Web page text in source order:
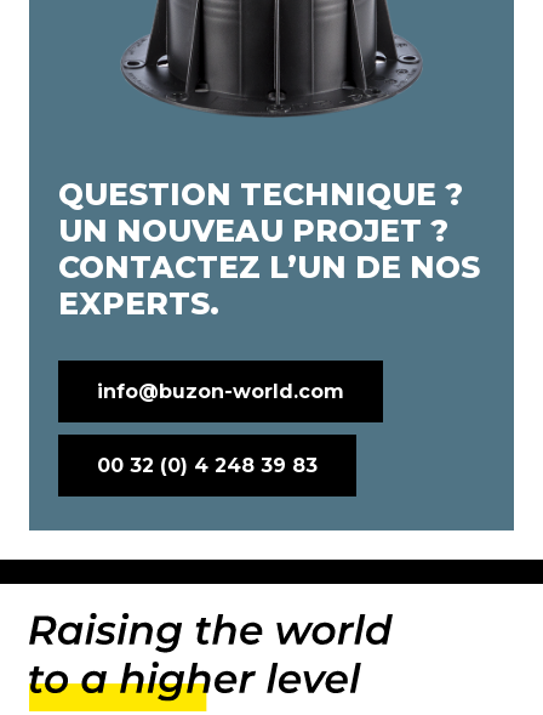
QUESTION TECHNIQUE ?
UN NOUVEAU PROJET ?
CONTACTEZ L’UN DE NOS
EXPERTS.
info@buzon-world.com
00 32 (0) 4 248 39 83